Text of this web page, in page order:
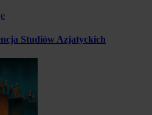
Studiów Azjatyckich